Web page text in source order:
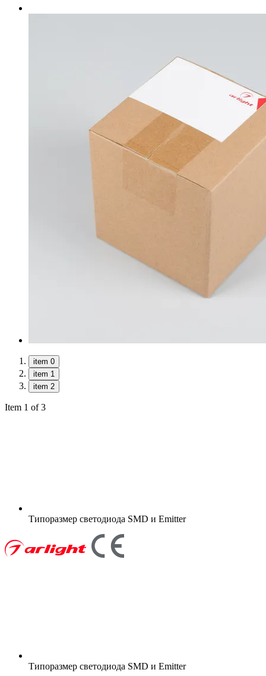
item 0
item 1
item 2
Item 1 of 3
Типоразмер светодиода SMD и Emitter
Типоразмер светодиода SMD и Emitter